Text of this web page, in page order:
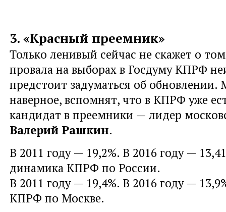
3. «Красный преемник»
Только ленивый сейчас не скажет о
провала на выборах в Госдуму КПРФ
предстоит задуматься об обновлении.
наверное, вспомнят, что в КПРФ уже
кандидат в преемники — лидер
Валерий Рашкин.
В 2011 году — 19,2%. В 2016 году —
динамика КПРФ по России.
В 2011 году — 19,4%. В 2016 году —
КПРФ по Москве.